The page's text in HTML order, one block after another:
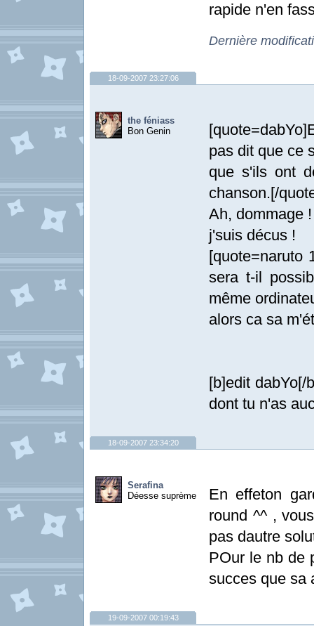
rapide n'en
Dernière
18-09-2007 23:27:06
the féniass
Bon Genin
pas dit que ce
que s'ils ont
chanson.[/
Ah, dommage !
j'suis décus !
[quote=naruto
sera t-il
même
alors ca sa
[b]edit dabYo[/
dont tu n'as
18-09-2007 23:34:20
Serafina
Déesse suprème
En effeton
round ^^ ,
pas dautre
POur le nb de
succes que sa
19-09-2007 00:19:43